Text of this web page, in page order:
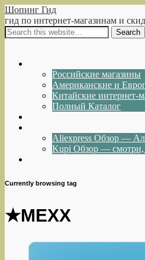
Шопинг Гид
гид по интернет-магазинам и
Российские магазины
Американские и
Китайские интернет-
Полный Каталог
Aliexpress Обзор —
Kupi Обзор —
Currently browsing tag
★MEXX